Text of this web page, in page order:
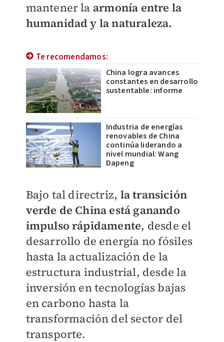
mantener la armonía entre la
humanidad y la naturaleza.
Te recomendamos:
China logra avances
constantes en desarrollo
sustentable: informe
Industria de energías
renovables de China
continúa liderando a
nivel mundial: Wang
Dapeng
Bajo tal directriz, la transición
verde de China está ganando
impulso rápidamente, desde el
desarrollo de energía no fósiles
hasta la actualización de la
estructura industrial, desde la
inversión en tecnologías bajas
en carbono hasta la
transformación del sector del
transporte.